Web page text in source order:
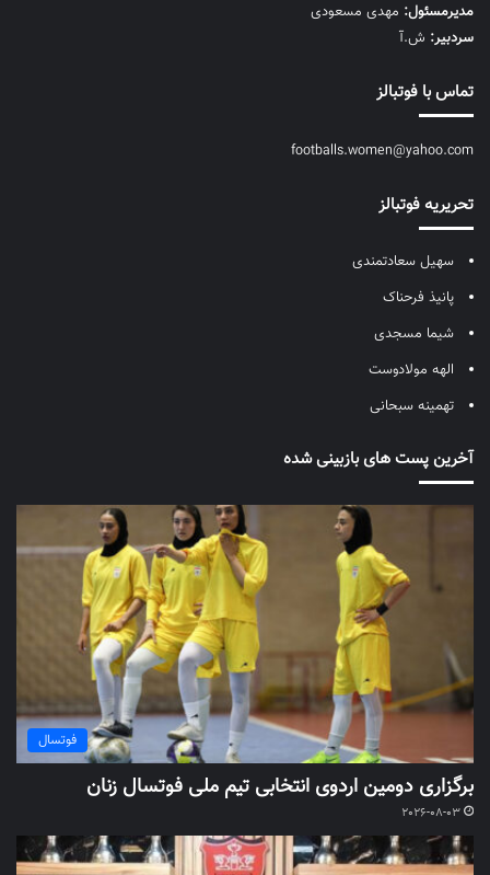
مديرمسئول: مهدی مسعودی
سردبیر: ش.آ
تماس با فوتبالز
footballs.women@yahoo.com
تحریریه فوتبالز
سهیل سعادتمندی
پانیذ فرحناک
شیما مسجدی
الهه مولادوست
تهمینه سبحانی
آخرین پست های بازبینی شده
فوتسال
برگزاری دومین اردوی انتخابی تیم ملی فوتسال زنان
2026-08-03